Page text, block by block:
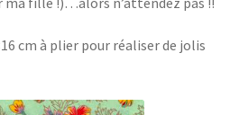
cm à plier pour réaliser de jolis